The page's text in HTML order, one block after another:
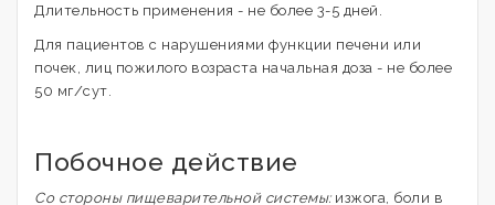
Длительность применения - не более 3-5 дней.
Для пациентов с нарушениями функции печени или
почек, лиц пожилого возраста начальная доза - не более
50 мг/сут.
Побочное действие
Со стороны пищеварительной системы:изжога, боли в